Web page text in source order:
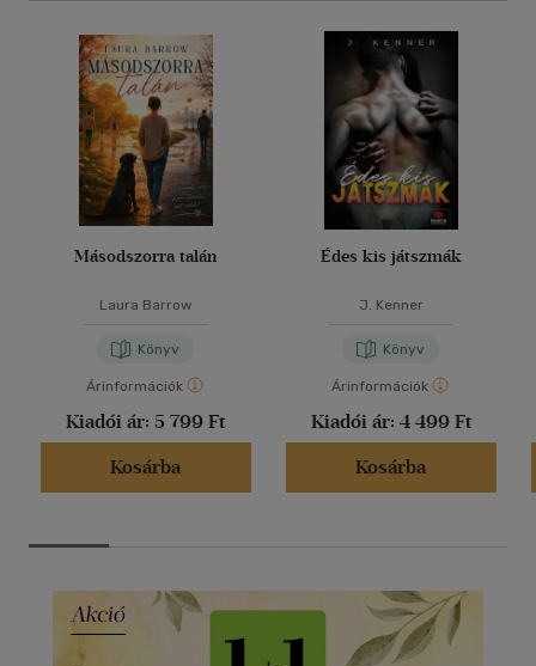
Másodszorra talán
Laura Barrow
Könyv
Árinformációk
Kiadói ár: 5 799 Ft
Kosárba
Édes kis játszmák
J. Kenner
Könyv
Árinformációk
Kiadói ár: 4 499 Ft
Kosárba